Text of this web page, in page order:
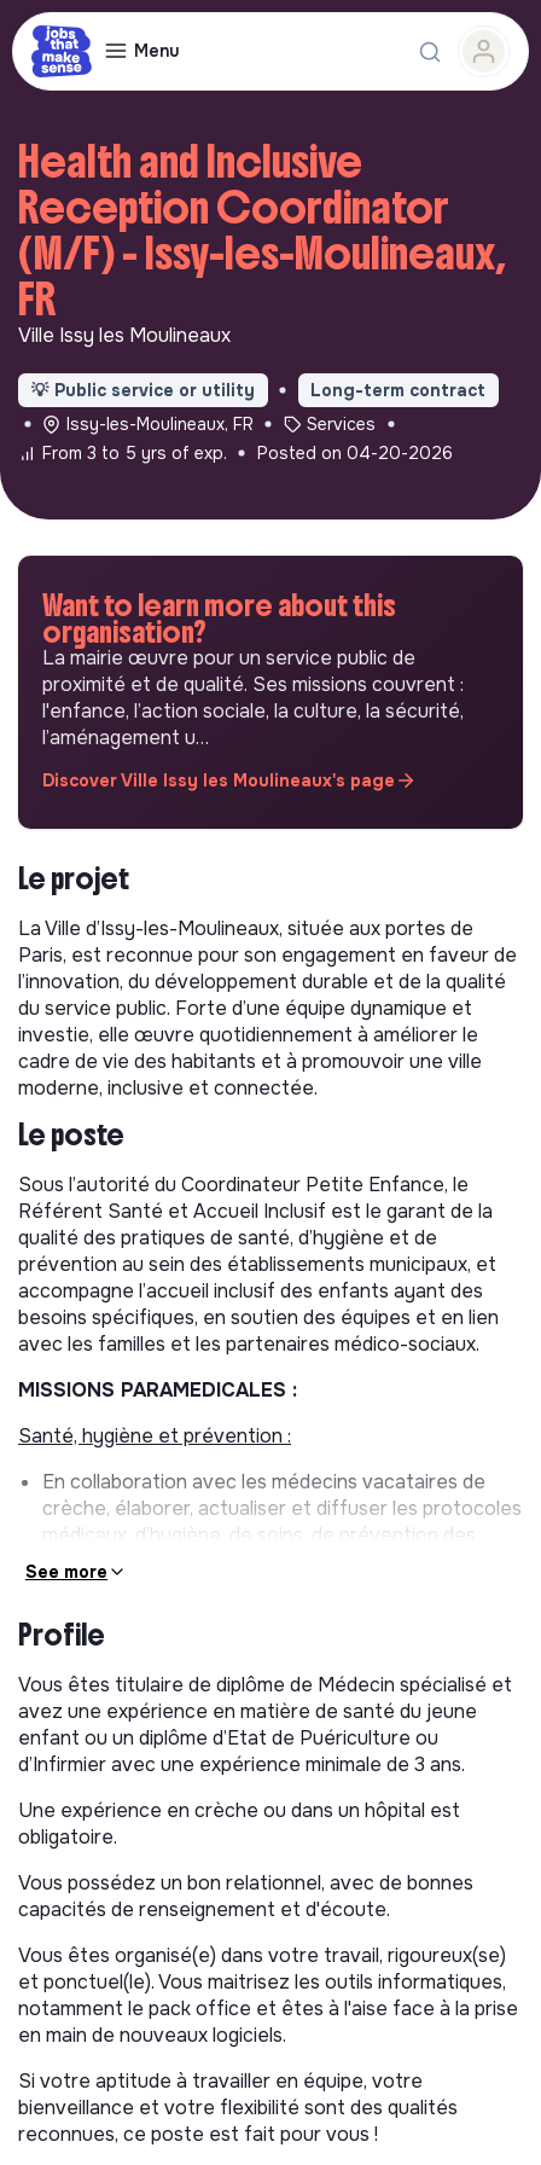
Menu
Health and Inclusive
Reception Coordinator
(M/F) - Issy-les-Moulineaux,
FR
Ville Issy les Moulineaux
💡 Public service or utility
Long-term contract
Issy-les-Moulineaux, FR
Services
From 3 to 5 yrs of exp.
Posted on 04-20-2026
Want to learn more about this
organisation?
La mairie œuvre pour un service public de
proximité et de qualité. Ses missions couvrent :
l'enfance, l’action sociale, la culture, la sécurité,
l’aménagement u…
Discover Ville Issy les Moulineaux's page
Le projet
La Ville d’Issy-les-Moulineaux, située aux portes de
Paris, est reconnue pour son engagement en faveur de
l’innovation, du développement durable et de la qualité
du service public. Forte d’une équipe dynamique et
investie, elle œuvre quotidiennement à améliorer le
cadre de vie des habitants et à promouvoir une ville
moderne, inclusive et connectée.
Le poste
Sous l’autorité du Coordinateur Petite Enfance, le
Référent Santé et Accueil Inclusif est le garant de la
qualité des pratiques de santé, d’hygiène et de
prévention au sein des établissements municipaux, et
accompagne l’accueil inclusif des enfants ayant des
besoins spécifiques, en soutien des équipes et en lien
avec les familles et les partenaires médico-sociaux.
MISSIONS PARAMEDICALES :
Santé, hygiène et prévention :
En collaboration avec les médecins vacataires de
crèche, élaborer, actualiser et diffuser les protocoles
médicaux, d’hygiène, de soins, de prévention des
s’approprient et appliquent ces protocoles au
quotidien (explications, démonstrations,
observations, retours).
Participer à la mise en œuvre du projet
d’établissement sur les volets santé, prévention et
bien-être.
opérationnelle et l’amélioration continue duPlan de
Maîtrise Sanitaire (PMS)
établissements, tout en garantissant
l’accompagnement et la montée en compétence des
équipes sur le terrain.
Contribuer à la formation continue des
professionnels sur les thématiques sanitaires (gestes
d’hygiène, prévention des risques, premiers secours,
sommeil, alimentation…).
Accueil inclusif
Vérifier la compatibilité du handicap / de la maladie de
See more
Profile
Vous êtes titulaire de diplôme de Médecin spécialisé et
avez une expérience en matière de santé du jeune
enfant ou un diplôme d’Etat de Puériculture ou
d’Infirmier avec une expérience minimale de 3 ans.
Une expérience en crèche ou dans un hôpital est
obligatoire.
Vous possédez un bon relationnel, avec de bonnes
capacités de renseignement et d'écoute.
Vous êtes organisé(e) dans votre travail, rigoureux(se)
et ponctuel(le). Vous maitrisez les outils informatiques,
notamment le pack office et êtes à l'aise face à la prise
en main de nouveaux logiciels.
Si votre aptitude à travailler en équipe, votre
bienveillance et votre flexibilité sont des qualités
reconnues, ce poste est fait pour vous !